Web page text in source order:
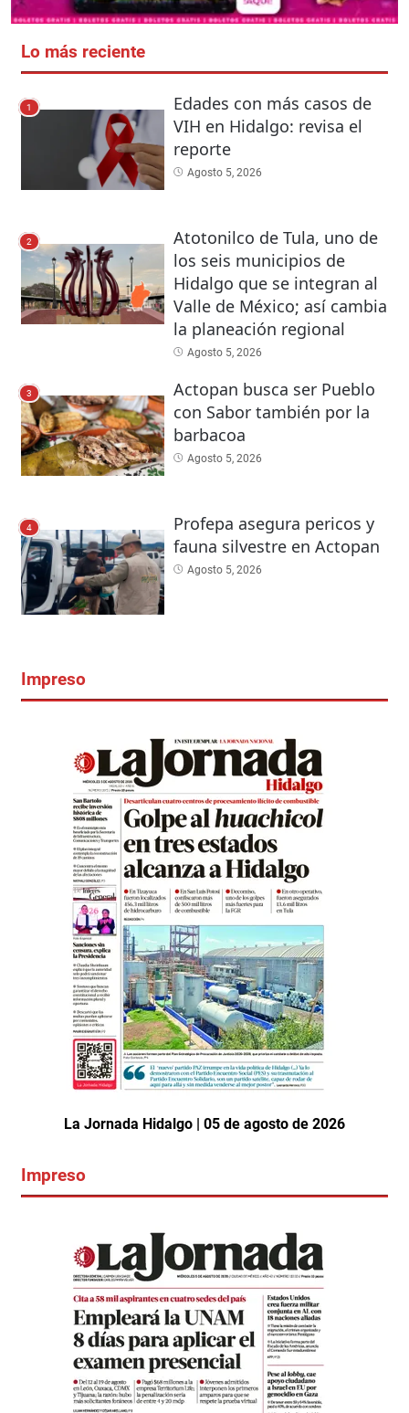
Lo más reciente
1
Edades con más casos de
VIH en Hidalgo: revisa el
reporte
Agosto 5, 2026
2
Atotonilco de Tula, uno de
los seis municipios de
Hidalgo que se integran al
Valle de México; así cambia
la planeación regional
Agosto 5, 2026
3
Actopan busca ser Pueblo
con Sabor también por la
barbacoa
Agosto 5, 2026
4
Profepa asegura pericos y
fauna silvestre en Actopan
Agosto 5, 2026
Impreso
La Jornada Hidalgo | 05 de agosto de 2026
Impreso